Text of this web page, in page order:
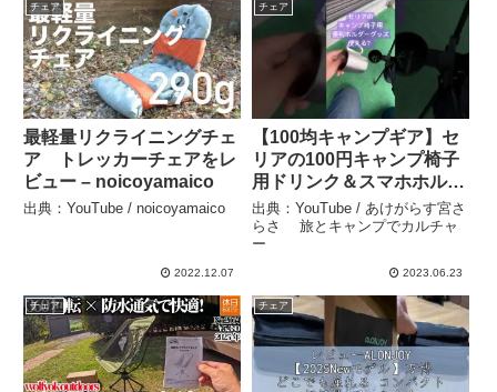
はばかりキャンプ
チェア
最軽量リクライニングチェ
ア トレッカーチェアをレ
ビュー – noicoyamaico
出典：YouTube / noicoyamaico
2022.12.07
チェア
【100均キャンプギア】セ
リアの100円キャンプ椅子
用ドリンク＆スマホホルダ
ーの実際使用レビュー。 –
あけがらす宮さらさ 旅
とキャンプでカルチャー
出典：YouTube / あけがらす宮さ
らさ 旅とキャンプでカルチャ
ー
2023.06.23
チェア チェア